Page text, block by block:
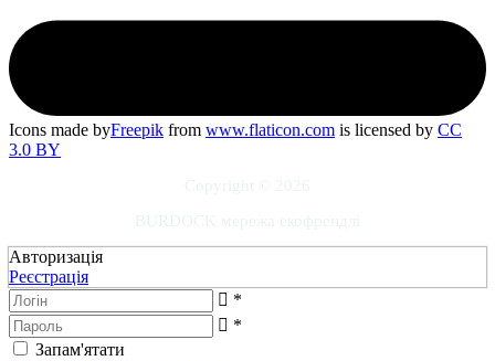
Icons made byFreepik from www.flaticon.com is licensed by CC
3.0 BY
Авторизація
Реєстрація
*
*
Запам'ятати